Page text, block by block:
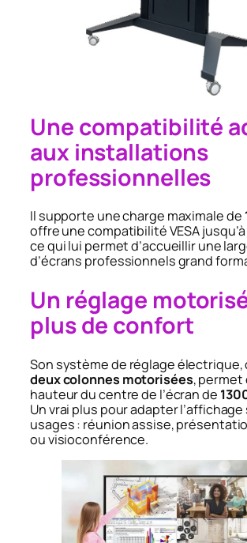
Une compatibilité
aux installations
professionnelles
Il supporte une charge maximale de
offre une compatibilité VESA jusqu’à
ce qui lui permet d’accueillir une
d’écrans professionnels grand
Un réglage
plus de confort
Son système de réglage électrique,
deux colonnes motorisées, permet
hauteur du centre de l’écran de
Un vrai plus pour adapter
usages : réunion assise,
ou visioconférence.